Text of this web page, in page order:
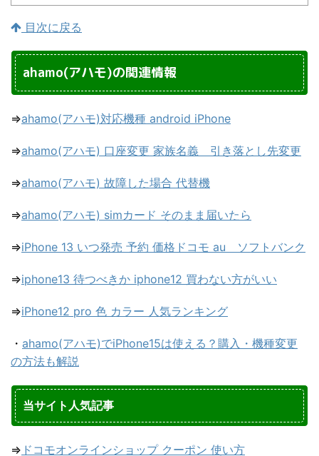
目次に戻る
ahamo(アハモ)の関連情報
⇒ahamo(アハモ)対応機種 android iPhone
⇒ahamo(アハモ) 口座変更 家族名義 引き落とし先変更
⇒ahamo(アハモ) 故障した場合 代替機
⇒ahamo(アハモ) simカード そのまま届いたら
⇒iPhone 13 いつ発売 予約 価格ドコモ au ソフトバンク
⇒iphone13 待つべきか iphone12 買わない方がいい
⇒iPhone12 pro 色 カラー 人気ランキング
・ ahamo(アハモ)でiPhone15は使える？購入・機種変更
の方法も解説
当サイト人気記事
⇒ ドコモオンラインショップ クーポン 使い方